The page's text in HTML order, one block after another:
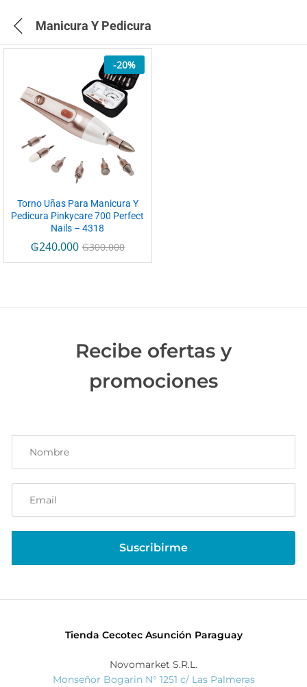
Manicura Y Pedicura
-20%
Torno Uñas Para Manicura Y
Pedicura Pinkycare 700 Perfect
Nails – 4318
₲240.000 ₲300.000
Recibe ofertas y
promociones
Tienda Cecotec Asunción Paraguay
Novomarket S.R.L.
Monseñor Bogarin N° 1251 c/ Las Palmeras